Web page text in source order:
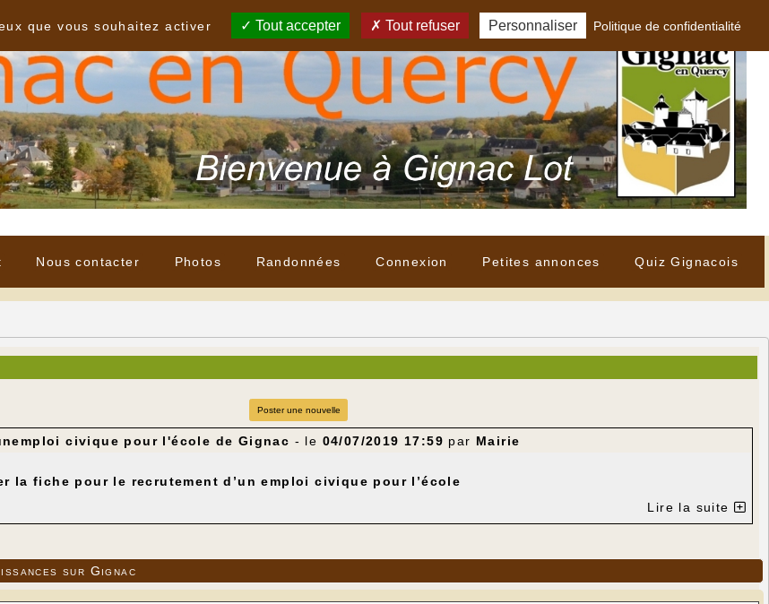
Nous contacter Photos Randonnées Connexion Petites annonces Quiz Gignacois
Poster une nouvelle
civique pour l'école de Gignac - le 04/07/2019 17:59 par Mairie
la fiche pour le recrutement d’un emploi civique pour l’école
Lire la suite
sur Gignac
que vous souhaitez activer
Tout accepter Tout refuser Personnaliser Politique de confidentialité